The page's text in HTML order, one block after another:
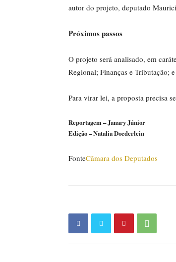
autor do projeto, deputado
Próximos passos
O projeto será analisado, em
Regional; Finanças e Tributação;
Para virar lei, a proposta precisa
Reportagem – Janary Júnior
Edição – Natalia Doederlein
FonteCâmara dos Deputados